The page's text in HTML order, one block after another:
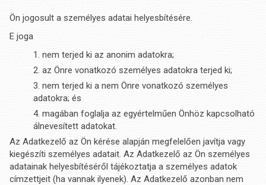
Ön jogosult a személyes adatai helyesbítésére.
E joga
nem terjed ki az anonim adatokra;
az Önre vonatkozó személyes adatokra terjed ki;
nem terjed ki a nem Önre vonatkozó személyes
adatokra; és
magában foglalja az egyértelműen Önhöz kapcsolható
álnevesített adatokat.
Az Adatkezelő az Ön kérése alapján megfelelően javítja vagy
kiegészíti személyes adatait. Az Adatkezelő az Ön személyes
adatainak helyesbítéséről tájékoztatja a személyes adatok
címzettjeit (ha vannak ilyenek). Az Adatkezelő azonban nem